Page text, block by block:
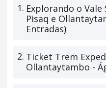
1. Explorando o Vale
Pisaq e
Entradas)
2. Ticket Trem
Ollantaytambo -